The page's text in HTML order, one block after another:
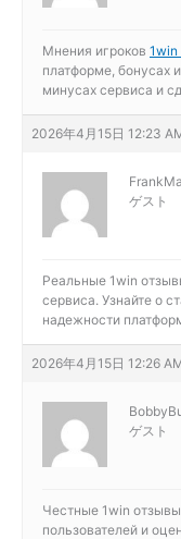
Мнения игроков 1win
платформе, бонусах
минусах сервиса и
2026年4月15日 12:23
ゲスト
Реальные 1win
сервиса. Узнайте о
надежности
2026年4月15日 12:26
ゲスト
Честные 1win
пользователей и